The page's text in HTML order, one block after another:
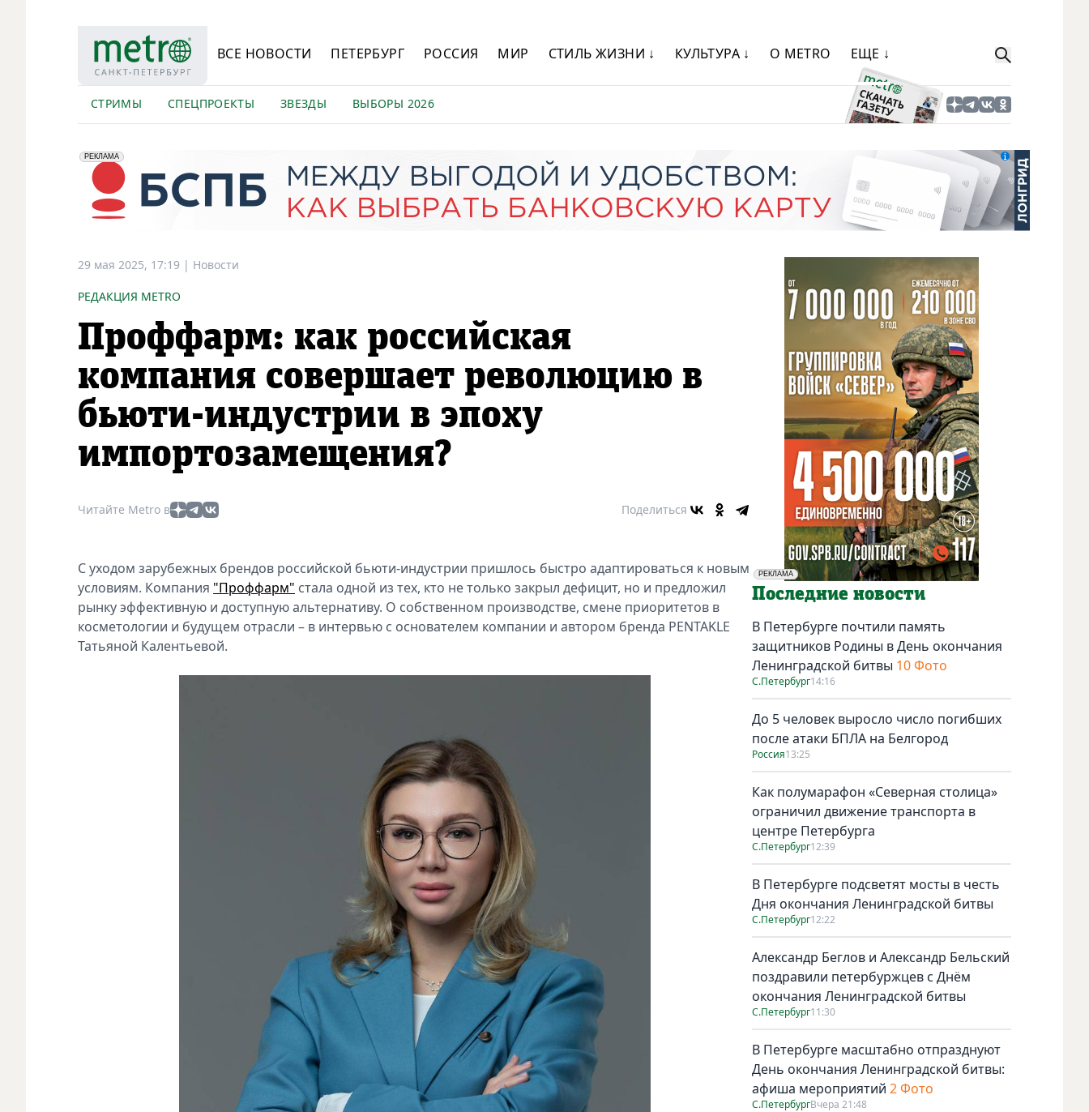
ВСЕ НОВОСТИ ПЕТЕРБУРГ РОССИЯ МИР СТИЛЬ ЖИЗНИ ↓ КУЛЬТУРА ↓ О METRO ЕЩЕ ↓
СТРИМЫ СПЕЦПРОЕКТЫ ЗВЕЗДЫ ВЫБОРЫ 2026
erid: 2VfnxyFybV5
РЕКЛАМА
ПАО "Банк "Санкт-Петербург", ИНН: 7831000027
29 мая 2025, 17:19 | Новости
РЕДАКЦИЯ METRO
Проффарм: как российская
компания совершает революцию в
бьюти-индустрии в эпоху
импортозамещения?
Читайте Metro в Поделиться
С уходом зарубежных брендов российской бьюти-индустрии пришлось быстро адаптироваться к новым
условиям. Компания "Проффарм" стала одной из тех, кто не только закрыл дефицит, но и предложил
рынку эффективную и доступную альтернативу. О собственном производстве, смене приоритетов в
косметологии и будущем отрасли – в интервью с основателем компании и автором бренда PENTAKLE
Татьяной Калентьевой.
РЕКЛАМА
Социальная реклама
Последние новости
В Петербурге почтили память
защитников Родины в День окончания
Ленинградской битвы 10 Фото
С.Петербург14:16
До 5 человек выросло число погибших
после атаки БПЛА на Белгород
Россия13:25
Как полумарафон «Северная столица»
ограничил движение транспорта в
центре Петербурга
С.Петербург12:39
В Петербурге подсветят мосты в честь
Дня окончания Ленинградской битвы
С.Петербург12:22
Александр Беглов и Александр Бельский
поздравили петербуржцев с Днём
окончания Ленинградской битвы
С.Петербург11:30
В Петербурге масштабно отпразднуют
День окончания Ленинградской битвы:
афиша мероприятий 2 Фото
С.ПетербургВчера 21:48